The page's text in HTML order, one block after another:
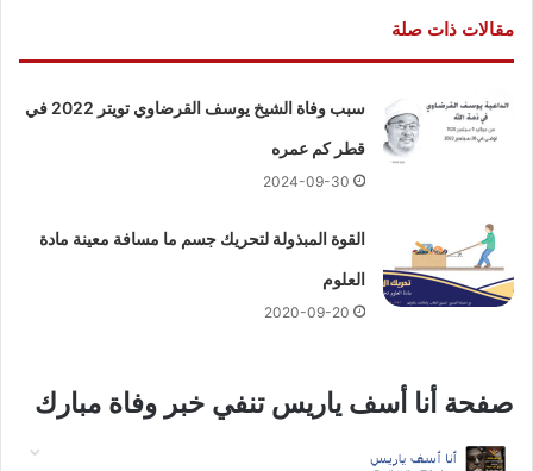
مقالات ذات صلة
سبب وفاة الشيخ يوسف القرضاوي تويتر 2022 في
قطر كم عمره
2024-09-30
القوة المبذولة لتحريك جسم ما مسافة معينة مادة
العلوم
2020-09-20
صفحة أنا أسف ياريس تنفي خبر وفاة مبارك